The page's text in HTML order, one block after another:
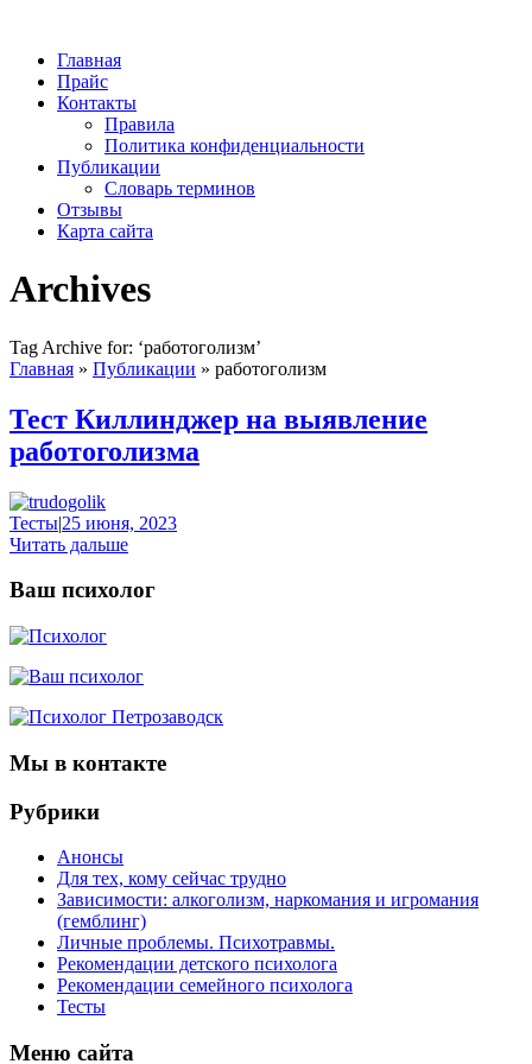
Главная
Прайс
Контакты
Правила
Политика конфиденциальности
Публикации
Словарь терминов
Отзывы
Карта сайта
Archives
Tag Archive for: ‘работоголизм’
Главная » Публикации » работоголизм
Тест Киллинджер на выявление
работоголизма
Тесты|25 июня, 2023
Читать дальше
Ваш психолог
Мы в контакте
Рубрики
Анонсы
Для тех, кому сейчас трудно
Зависимости: алкоголизм, наркомания и игромания
(гемблинг)
Личные проблемы. Психотравмы.
Рекомендации детского психолога
Рекомендации семейного психолога
Тесты
Меню сайта